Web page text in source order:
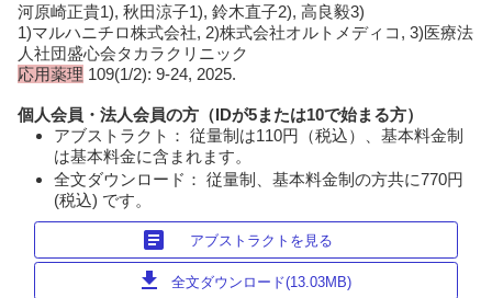
河原崎正貴1), 秋田涼子1), 鈴木直子2), 高良毅3)
1)マルハニチロ株式会社, 2)株式会社オルトメディコ, 3)医療法
人社団盛心会タカラクリニック
応用薬理 109(1/2): 9-24, 2025.
個人会員・法人会員の方（IDが5または10で始まる方）
アブストラクト： 従量制は110円（税込）、基本料金制
は基本料金に含まれます。
全文ダウンロード： 従量制、基本料金制の方共に770円
(税込) です。
article アブストラクトを見る
download 全文ダウンロード(13.03MB)